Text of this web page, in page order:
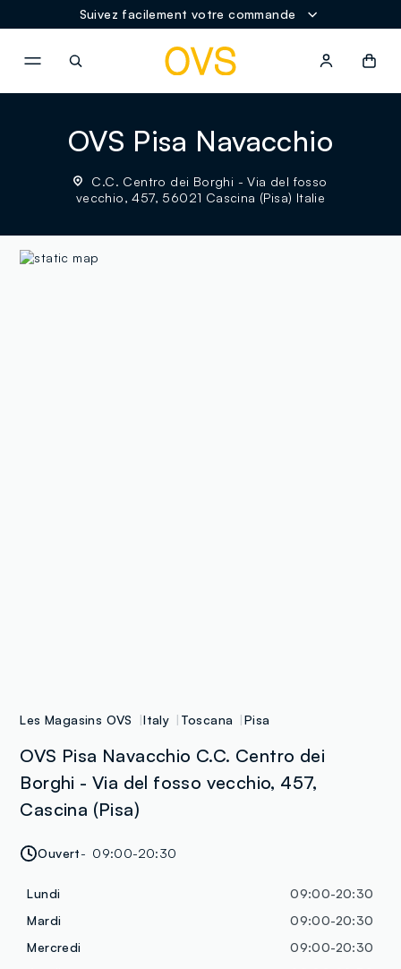
Suivez facilement votre commande
OVS Pisa Navacchio
C.C. Centro dei Borghi - Via del fosso
vecchio, 457, 56021 Cascina (Pisa) Italie
Les Magasins OVS Italy Toscana Pisa
OVS Pisa Navacchio C.C. Centro dei
Borghi - Via del fosso vecchio, 457,
Cascina (Pisa)
Ouvert 09:00-20:30
Lundi
09:00-20:30
Mardi
09:00-20:30
Mercredi
09:00-20:30